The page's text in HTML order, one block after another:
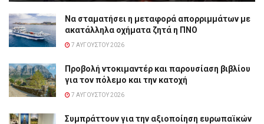
Να σταματήσει η μεταφορά απορριμμάτων με
ακατάλληλα οχήματα ζητά η ΠΝΟ
7 ΑΥΓΟΎΣΤΟΥ 2026
Προβολή ντοκιμαντέρ και παρουσίαση βιβλίου
για τον πόλεμο και την κατοχή
7 ΑΥΓΟΎΣΤΟΥ 2026
Συμπράττουν για την αξιοποίηση ευρωπαϊκών